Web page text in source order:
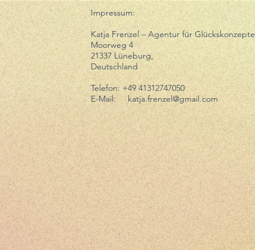
Impressum:
Katja Frenzel – Agentur für Glückskonzepte
Moorweg 4
21337 Lüneburg,
Deutschland
Telefon: +49 41312747050
E-Mail:katja.frenzel@gmail.com